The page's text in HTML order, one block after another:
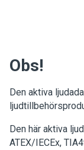
Obs!
Den aktiva
Den här aktiva
ATEX/IECEx,